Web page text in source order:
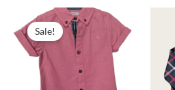
Praegune
7,00 €.
Sale!
Algne
hind
oli:
7,50 €.